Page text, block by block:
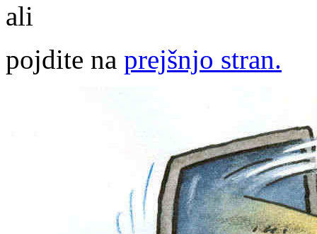
ali
pojdite na prejšnjo stran.